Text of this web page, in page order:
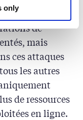
only
aussi
de
mais
ces attaques
les autres
de ressources
en ligne.